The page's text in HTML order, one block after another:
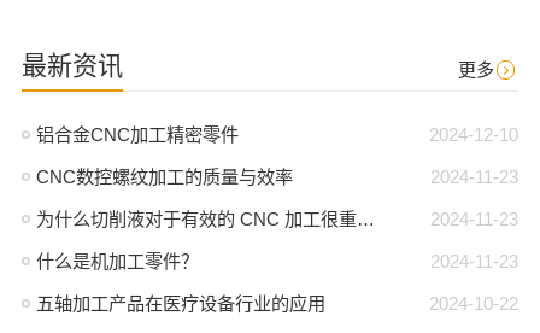
最新资讯 更多
2024-12-10
铝合金CNC加工精密零件
2024-11-23
CNC数控螺纹加工的质量与效率
2024-11-23
为什么切削液对于有效的 CNC 加工很重要？
2024-11-23
什么是机加工零件？
2024-10-22
五轴加工产品在医疗设备行业的应用